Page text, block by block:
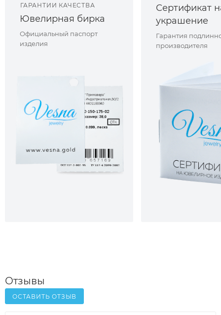
ГАРАНТИИ КАЧЕСТВА
Ювелирная бирка
Официальный паспорт
изделия
Сертификат
украшение
Гарантия
производителя
Отзывы
ОСТАВИТЬ ОТЗЫВ